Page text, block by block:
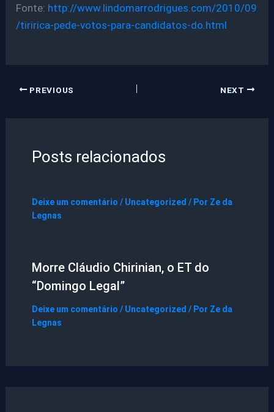
Fonte: http://www.lindomarrodrigues.com/2010/09
/tiririca-pede-votos-para-candidatos-do.html
PREVIOUS NEXT
Posts relacionados
Deixe um comentário / Uncategorized / Por Ze da
Legnas
Morre Cláudio Chirinian, o ET do
“Domingo Legal”
Deixe um comentário / Uncategorized / Por Ze da
Legnas